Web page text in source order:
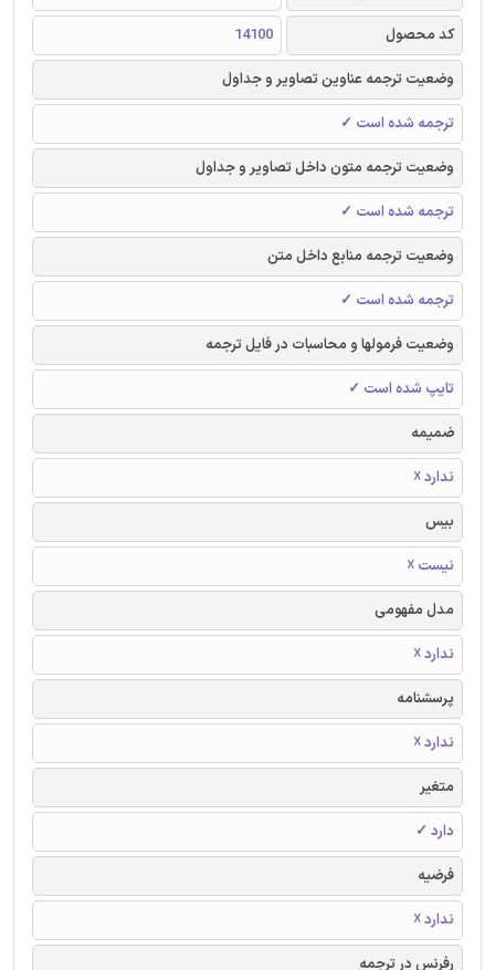
کد محصول
14100
وضعیت ترجمه عناوین تصاویر و جداول
ترجمه شده است ✓
وضعیت ترجمه متون داخل تصاویر و جداول
ترجمه شده است ✓
وضعیت ترجمه منابع داخل متن
ترجمه شده است ✓
وضعیت فرمولها و محاسبات در فایل ترجمه
تایپ شده است ✓
ضمیمه
ندارد ☓
بیس
نیست ☓
مدل مفهومی
ندارد ☓
پرسشنامه
ندارد ☓
متغیر
دارد ✓
فرضیه
ندارد ☓
رفرنس در ترجمه